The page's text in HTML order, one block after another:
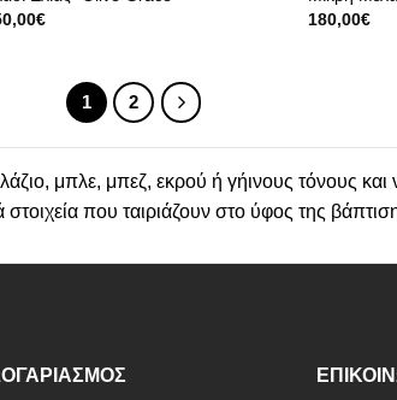
€
180,00€
1 2
μπλε, μπεζ, εκρού ή γήινους τόνους και
που ταιριάζουν στο ύφος της